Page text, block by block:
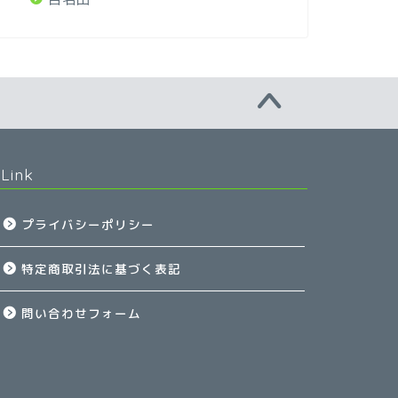
Link
プライバシーポリシー
特定商取引法に基づく表記
問い合わせフォーム